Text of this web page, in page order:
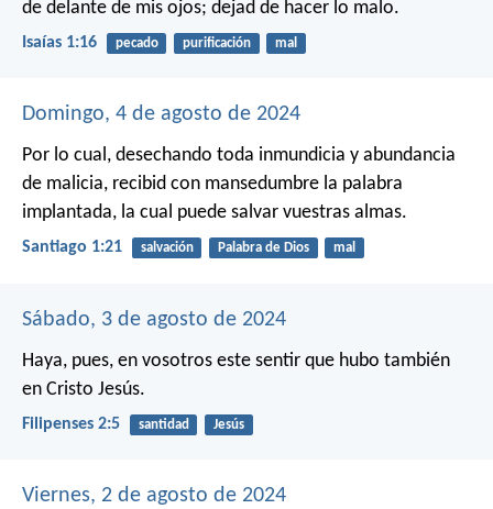
de delante de mis ojos; dejad de hacer lo malo.
Isaías 1:16 pecado purificación mal
Domingo, 4 de agosto de 2024
Por lo cual, desechando toda inmundicia y abundancia
de malicia, recibid con mansedumbre la palabra
implantada, la cual puede salvar vuestras almas.
Santiago 1:21 salvación Palabra de Dios mal
Sábado, 3 de agosto de 2024
Haya, pues, en vosotros este sentir que hubo también
en Cristo Jesús.
Filipenses 2:5 santidad Jesús
Viernes, 2 de agosto de 2024